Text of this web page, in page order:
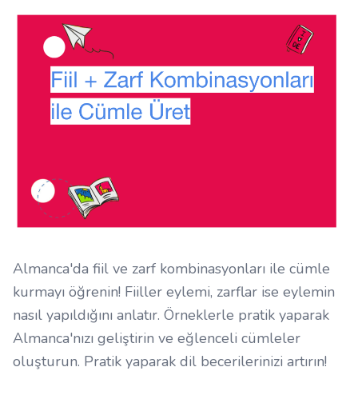
Almanca'da fiil ve zarf kombinasyonları ile cümle
kurmayı öğrenin! Fiiller eylemi, zarflar ise eylemin
nasıl yapıldığını anlatır. Örneklerle pratik yaparak
Almanca'nızı geliştirin ve eğlenceli cümleler
oluşturun. Pratik yaparak dil becerilerinizi artırın!